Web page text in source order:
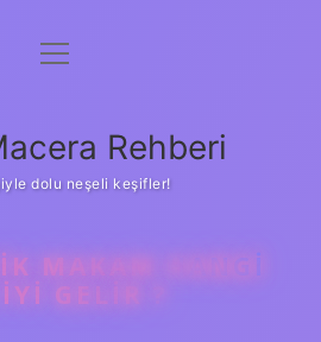
Anasayfa
Yasal Uyarı
menüyü
Rehberi
dolu neşeli keşifler!
MAKAM HANGI
GELIR ?